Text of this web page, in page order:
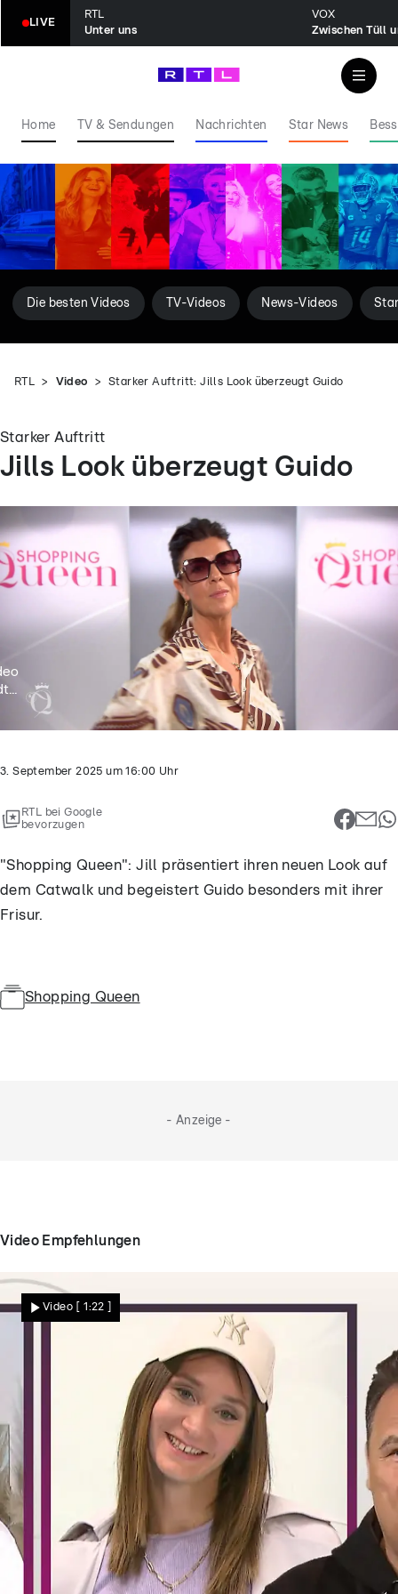
LIVE
RTL
Unter uns
VOX
Zwischen Tüll
Home TV & Sendungen Nachrichten Star News
Die besten Videos TV-Videos News-Videos
RTL Video Starker Auftritt: Jills Look überzeugt Guido
Starker Auftritt
Jills Look überzeugt Guido
3. September 2025 um 16:00 Uhr
RTL bei Google
bevorzugen
"Shopping Queen": Jill präsentiert ihren neuen Look auf
dem Catwalk und begeistert Guido besonders mit ihrer
Frisur.
Shopping Queen
- Anzeige -
Video Empfehlungen
Video [ 1:22 ]